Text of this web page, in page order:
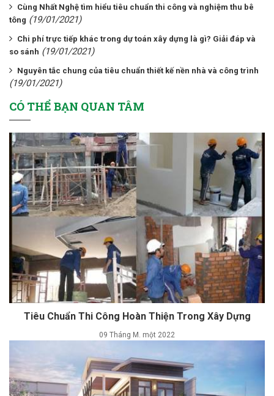
Cùng Nhất Nghệ tìm hiểu tiêu chuẩn thi công và nghiệm thu bê
tông (19/01/2021)
Chi phí trực tiếp khác trong dự toán xây dựng là gì? Giải đáp và
so sánh (19/01/2021)
Nguyên tắc chung của tiêu chuẩn thiết kế nền nhà và công trình
(19/01/2021)
CÓ THỂ BẠN QUAN TÂM
Tiêu Chuẩn Thi Công Hoàn Thiện Trong Xây Dựng
09 Tháng M. một 2022